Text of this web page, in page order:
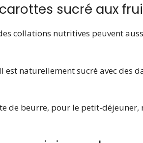
sucré aux
collations nutritives peuvent
est naturellement sucré avec des
de beurre, pour le petit-déjeuner,